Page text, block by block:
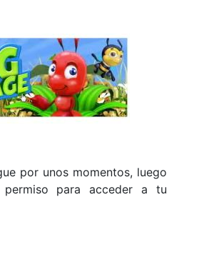
por unos momentos, luego
para acceder a tu